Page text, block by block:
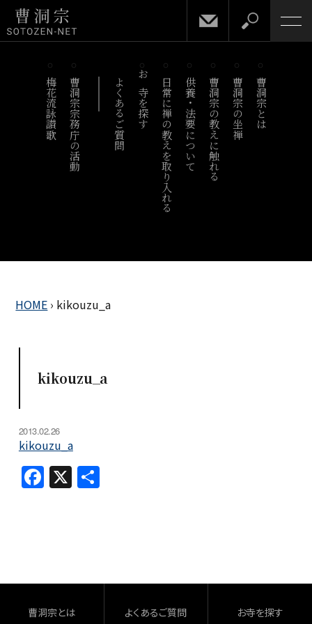
梅花流詠讃歌 曹洞宗宗務庁の活動 よくあるご質問 お寺を探す 日常に禅の教えを取り入れる供養・法要について曹洞宗の教えに触れる 曹洞宗の坐禅 曹洞宗とは
HOME › kikouzu_a
kikouzu_a
2013.02.26
kikouzu_a
F
a
o
o
X 共
曹洞宗とは よくあるご質問 お寺を探す